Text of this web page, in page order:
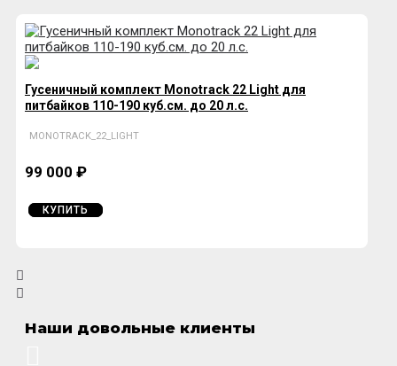
Гусеничный комплект Monotrack 22 Light для
питбайков 110-190 куб.см. до 20 л.с.
MONOTRACK_22_LIGHT
99 000 ₽
КУПИТЬ
Наши довольные клиенты